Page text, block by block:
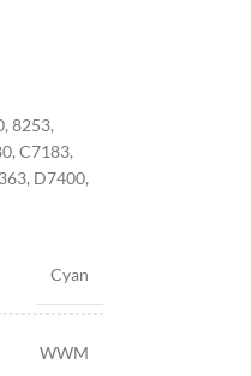
8253,
C7183,
D7400,
Cyan
WWM